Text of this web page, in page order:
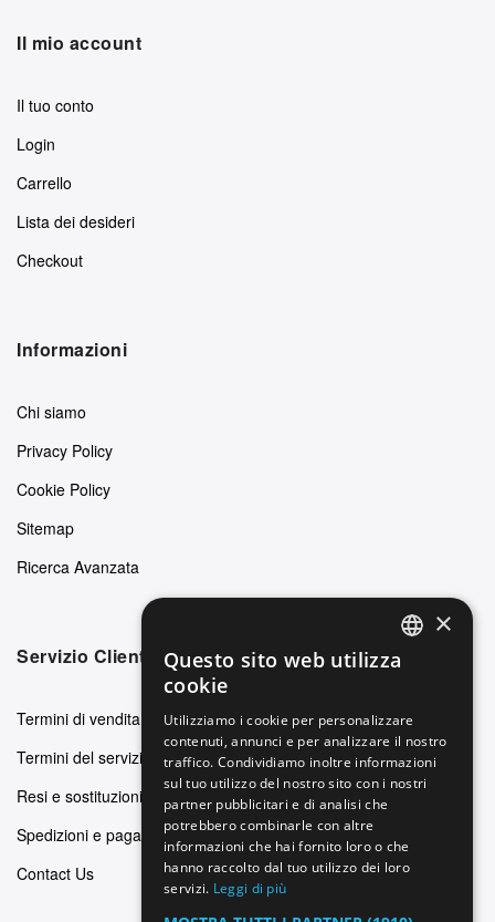
Il mio account
Il tuo conto
Login
Carrello
Lista dei desideri
Checkout
Informazioni
Chi siamo
Privacy Policy
Cookie Policy
Sitemap
Ricerca Avanzata
Servizio Clienti
Termini di vendita
Termini del servizio
Resi e sostituzioni
Spedizioni e pagamenti
Contact Us
ITALIAN
SPANISH
×
Questo sito web utilizza
cookie
Utilizziamo i cookie per personalizzare
contenuti, annunci e per analizzare il nostro
traffico. Condividiamo inoltre informazioni
sul tuo utilizzo del nostro sito con i nostri
partner pubblicitari e di analisi che
potrebbero combinarle con altre
informazioni che hai fornito loro o che
hanno raccolto dal tuo utilizzo dei loro
servizi. Leggi di più